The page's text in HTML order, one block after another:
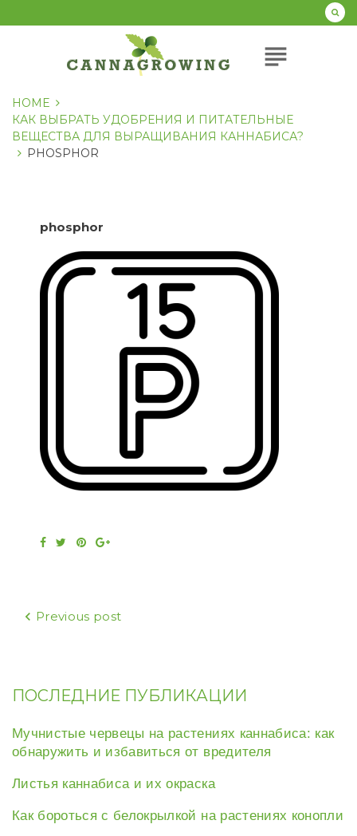
к
subject
HOME
КАК ВЫБРАТЬ УДОБРЕНИЯ И ПИТАТЕЛЬНЫЕ
ВЕЩЕСТВА ДЛЯ ВЫРАЩИВАНИЯ КАННАБИСА?
PHOSPHOR
phosphor
Facebook
TwitterPinterestGoogle+
Навигация
Previous post
ПОСЛЕДНИЕ ПУБЛИКАЦИИ
Мучнистые червецы на растениях каннабиса: как
обнаружить и избавиться от вредителя
Листья каннабиса и их окраска
Как бороться с белокрылкой на растениях конопли